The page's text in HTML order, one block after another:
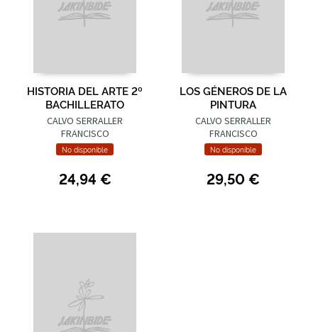
HISTORIA DEL ARTE 2º
BACHILLERATO
CALVO SERRALLER
FRANCISCO
No disponible
24,94 €
LOS GÉNEROS DE LA
PINTURA
CALVO SERRALLER
FRANCISCO
No disponible
29,50 €